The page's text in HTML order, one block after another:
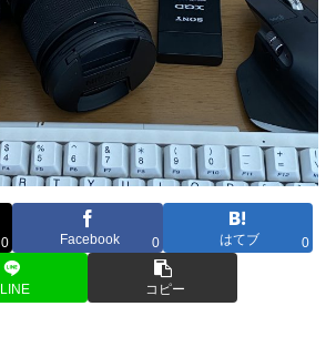
0 Facebook 0 はてブ 0
LINE コピー